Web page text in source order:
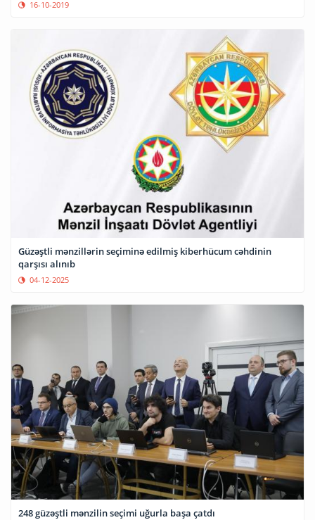
16-10-2019
Güzəştli mənzillərin seçiminə edilmiş kiberhücum cəhdinin
qarşısı alınıb
04-12-2025
248 güzəştli mənzilin seçimi uğurla başa çatdı